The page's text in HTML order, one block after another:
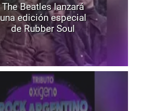
The Beatles lanzará
una edición especial
de Rubber Soul